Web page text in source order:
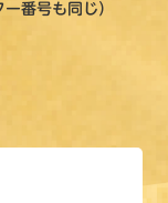
番号も同じ）